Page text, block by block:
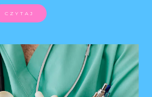
CZYTAJ